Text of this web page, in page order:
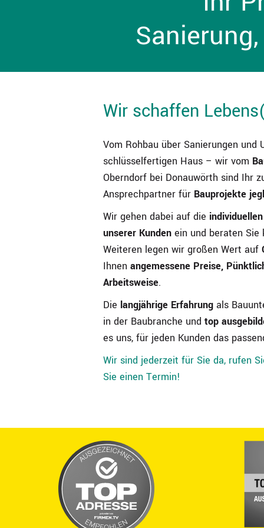
Wir schaffen
Vom Rohbau über Sanierungen und
schlüsselfertigen Haus – wir vom
Oberndorf bei Donauwörth sind Ihr
Ansprechpartner für Bauprojekte
Wir gehen dabei auf die
unserer Kunden ein und beraten Sie
Weiteren legen wir großen Wert auf
Ihnen angemessene Preise,
Arbeitsweise.
Die langjährige Erfahrung als
in der Baubranche und top
es uns, für jeden Kunden das
Wir sind jederzeit für Sie da, rufen
Sie einen Termin!